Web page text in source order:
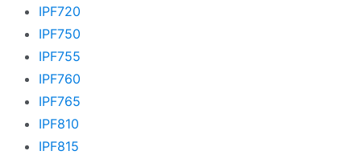
IPF720
IPF750
IPF755
IPF760
IPF765
IPF810
IPF815